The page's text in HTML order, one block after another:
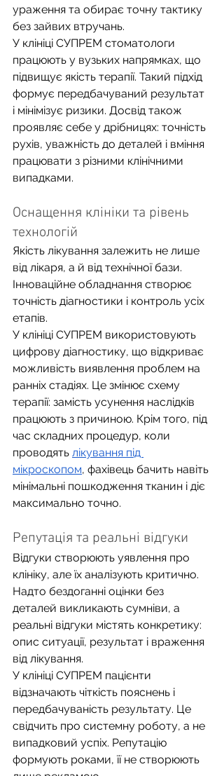
ураження та обирає точну тактику
без зайвих втручань.
У клініці СУПРЕМ стоматологи
працюють у вузьких напрямках, що
підвищує якість терапії. Такий підхід
формує передбачуваний результат
і мінімізує ризики. Досвід також
проявляє себе у дрібницях: точність
рухів, уважність до деталей і вміння
працювати з різними клінічними
випадками.
Оснащення клініки та рівень
технологій
Якість лікування залежить не лише
від лікаря, а й від технічної бази.
Інноваційне обладнання створює
точність діагностики і контроль усіх
етапів.
У клініці СУПРЕМ використовують
цифрову діагностику, що відкриває
можливість виявлення проблем на
ранніх стадіях. Це змінює схему
терапії: замість усунення наслідків
працюють з причиною. Крім того, під
час складних процедур, коли
проводять лікування під
мікроскопом, фахівець бачить навіть
мінімальні пошкодження тканин і діє
максимально точно.
Репутація та реальні відгуки
Відгуки створюють уявлення про
клініку, але їх аналізують критично.
Надто бездоганні оцінки без
деталей викликають сумніви, а
реальні відгуки містять конкретику:
опис ситуації, результат і враження
від лікування.
У клініці СУПРЕМ пацієнти
відзначають чіткість пояснень і
передбачуваність результату. Це
свідчить про системну роботу, а не
випадковий успіх. Репутацію
формують роками, її не створюють